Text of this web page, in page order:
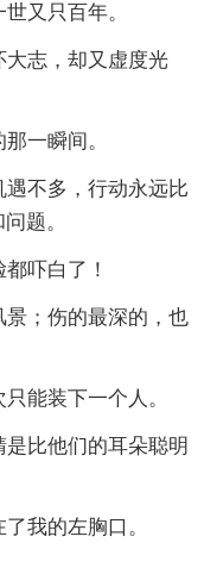
又只百年。
大志，却又虚度光
一瞬间。
不多，行动永远比
题。
吓白了！
；伤的最深的，也
能装下一个人。
比他们的耳朵聪明
我的左胸口。